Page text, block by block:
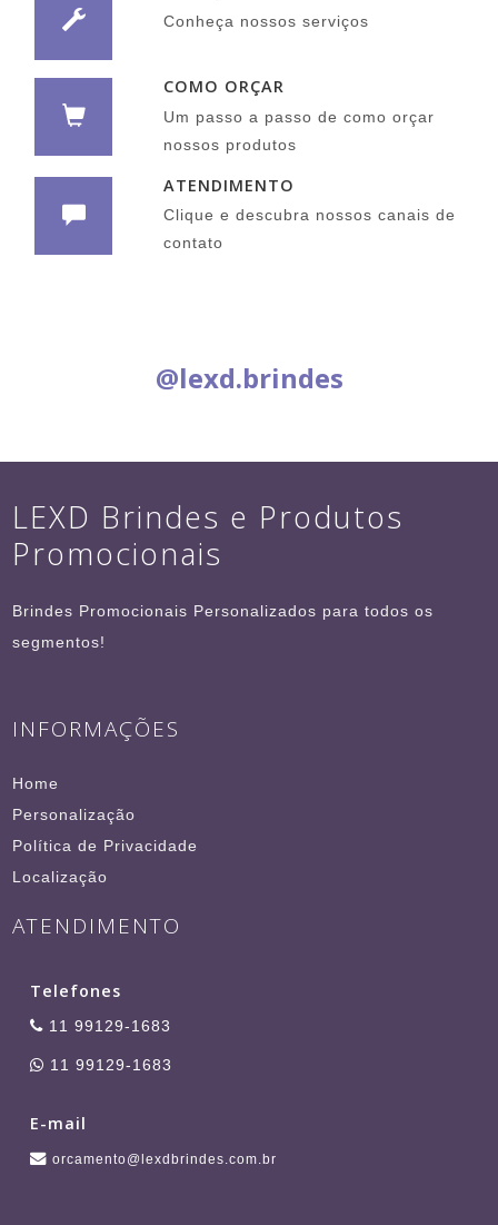
Conheça nossos serviços
COMO ORÇAR
Um passo a passo de como orçar
nossos produtos
ATENDIMENTO
Clique e descubra nossos canais de
contato
@lexd.brindes
LEXD Brindes e Produtos
Promocionais
Brindes Promocionais Personalizados para todos os
segmentos!
INFORMAÇÕES
Home
Personalização
Política de Privacidade
Localização
ATENDIMENTO
Telefones
11 99129-1683
11 99129-1683
E-mail
orcamento@lexdbrindes.com.br